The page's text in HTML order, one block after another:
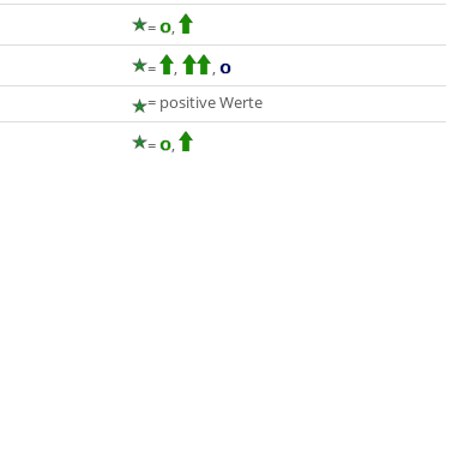
=
,
= ,
,
= positive Werte
= ,